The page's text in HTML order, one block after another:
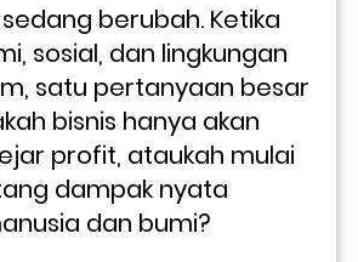
berubah. Ketika
sosial, dan lingkungan
satu pertanyaan besar
bisnis hanya akan
profit, ataukah mulai
dampak nyata
dan bumi?